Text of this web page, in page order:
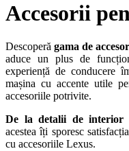
Accesorii
Descoperăgama de
aduce un plus de
experiență de conducere
mașina cu accente utile
accesoriile potrivite.
De la detalii de interior
acestea îți sporesc
cu accesoriile Lexus.